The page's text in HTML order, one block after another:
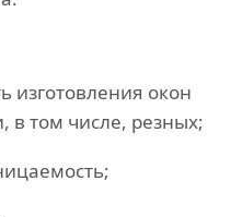
изготовления окон
в том числе, резных;